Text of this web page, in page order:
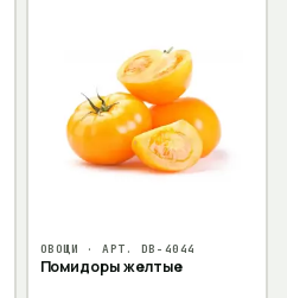
ОВОЩИ · АРТ. DB-4044
Помидоры желтые